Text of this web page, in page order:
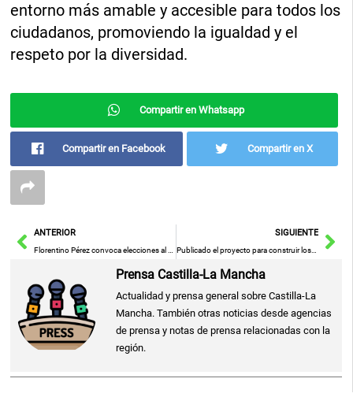
entorno más amable y accesible para todos los
ciudadanos, promoviendo la igualdad y el
respeto por la diversidad.
Compartir en Whatsapp
Compartir en Facebook Compartir en X
AntANTERIOR
Florentino Pérez convoca elecciones al Real Madrid y se presentará como candidato
SIGUIENTE
Publicado el proyecto para construir los primeros tramos de la futura vía verde de los terrenos ferroviarios de Tarancón
Prensa Castilla-La Mancha
Actualidad y prensa general sobre Castilla-La
Mancha. También otras noticias desde agencias
de prensa y notas de prensa relacionadas con la
región.